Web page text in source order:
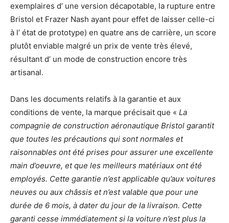
exemplaires d’ une version décapotable, la rupture entre
Bristol et Frazer Nash ayant pour effet de laisser celle-ci
à l’ état de prototype) en quatre ans de carrière, un score
plutôt enviable malgré un prix de vente très élevé,
résultant d’ un mode de construction encore très
artisanal.
Dans les documents relatifs à la garantie et aux
conditions de vente, la marque précisait que « La
compagnie de construction aéronautique Bristol garantit
que toutes les précautions qui sont normales et
raisonnables ont été prises pour assurer une excellente
main d’oeuvre, et que les meilleurs matériaux ont été
employés. Cette garantie n’est applicable qu’aux voitures
neuves ou aux châssis et n’est valable que pour une
durée de 6 mois, à dater du jour de la livraison. Cette
garanti cesse immédiatement si la voiture n’est plus la